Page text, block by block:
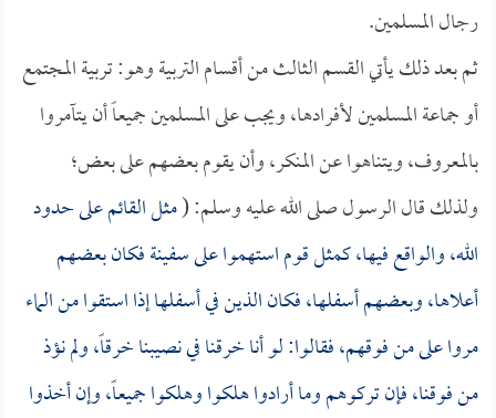
رجال المسلمين.
ثم بعد ذلك يأتي القسم الثالث من أقسام التربية وهو: تربية المجتمع
أو جماعة المسلمين لأفرادها، ويجب على المسلمين جميعاً أن يتآمروا
بالمعروف، ويتناهوا عن المنكر، وأن يقوم بعضهم على بعض؛
ولذلك قال الرسول صلى الله عليه وسلم: (مثل القائم على حدود
الله، والواقع فيها، كمثل قوم استهموا على سفينة فكان بعضهم
أعلاها، وبعضهم أسفلها، فكان الذين في أسفلها إذا استقوا من الماء
مروا على من فوقهم، فقالوا: لو أنا خرقنا في نصيبنا خرقاً، ولم نؤذ
من فوقنا، فإن تركوهم وما أرادوا هلكوا وهلكوا جميعاً، وإن أخذوا